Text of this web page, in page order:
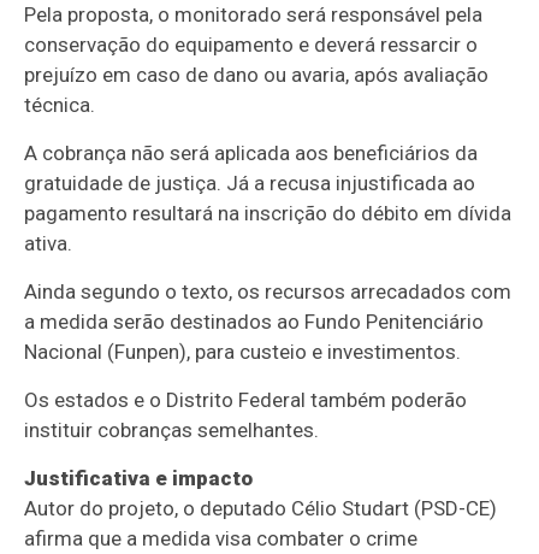
Pela proposta, o monitorado será responsável pela
conservação do equipamento e deverá ressarcir o
prejuízo em caso de dano ou avaria, após avaliação
técnica.
A cobrança não será aplicada aos beneficiários da
gratuidade de justiça. Já a recusa injustificada ao
pagamento resultará na inscrição do débito em dívida
ativa.
Ainda segundo o texto, os recursos arrecadados com
a medida serão destinados ao Fundo Penitenciário
Nacional (Funpen), para custeio e investimentos.
Os estados e o Distrito Federal também poderão
instituir cobranças semelhantes.
Justificativa e impacto
Autor do projeto, o deputado Célio Studart (PSD-CE)
afirma que a medida visa combater o crime